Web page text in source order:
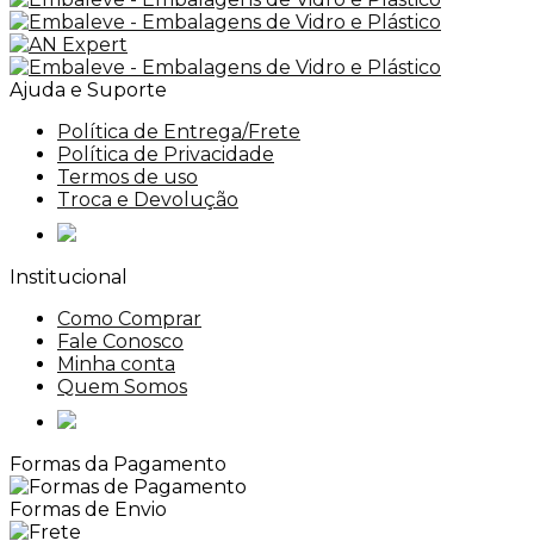
Ajuda e Suporte
Política de Entrega/Frete
Política de Privacidade
Termos de uso
Troca e Devolução
Institucional
Como Comprar
Fale Conosco
Minha conta
Quem Somos
Formas da Pagamento
Formas de Envio